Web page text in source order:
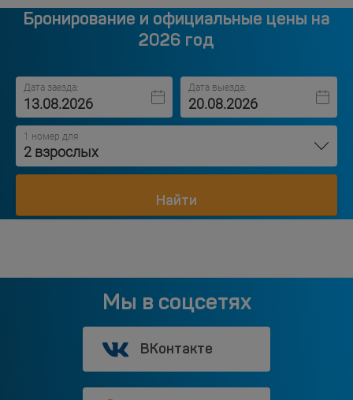
Бронирование и официальные цены на
2026 год
Дата заезда: Дата выезда:
1 номер для
2 взрослых
Найти
Мы в соцсетях
ВКонтакте